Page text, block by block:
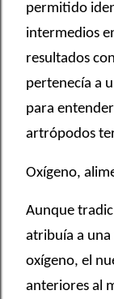
permitido
intermedios
resultados
pertenecía a
para
artrópodos
Oxígeno,
Aunque
atribuía a una
oxígeno, el
anteriores al